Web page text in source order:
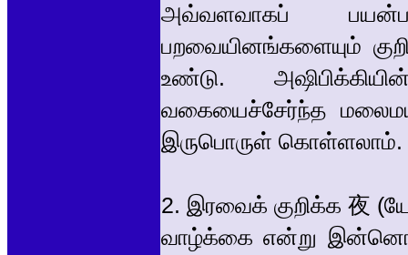
அவ்வளவாகப்
பறவையினங்களையும்
உண்டு.
வகையைச்சேர்ந்த
இருபொருள் கொள்ளலாம்.
2. இரவைக் குறிக்க 夜
வாழ்க்கை என்று இன்னொரு